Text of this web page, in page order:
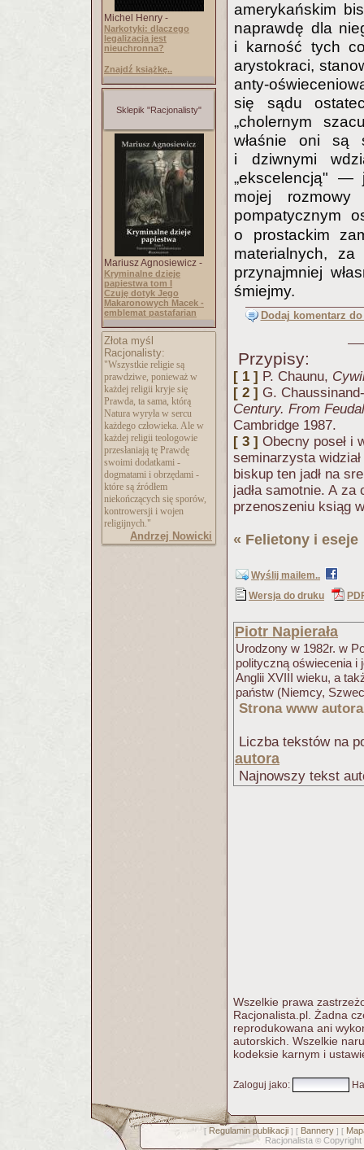
Michel Henry -
Narkotyki: dlaczego
legalizacja jest
nieuchronna?
Znajdź książkę..
Sklepik "Racjonalisty"
Mariusz Agnosiewicz -
Kryminalne dzieje
papiestwa tom I
Czuję dotyk Jego
Makaronowych Macek -
emblemat pastafarian
Złota myśl
Racjonalisty:
"Wszystkie religie są
prawdziwe, ponieważ w
każdej religii kryje się
Prawda, ta sama, którą
Natura wyryła w sercu
każdego człowieka. Ale w
każdej religii teologowie
przesłaniają tę Prawdę
swoimi dodatkami -
dogmatami i obrzędami -
które są źródłem
niekończących się sporów,
kontrowersji i wojen
religijnych."
Andrzej Nowicki
amerykańskim
naprawdę dla
i karność tych
arystokraci,
anty-
się sądu
„cholernym
właśnie oni są
i dziwnymi
„ekscelencją" —
mojej rozmowy
pompatycznym
o prostackim
materialnych,
przynajmniej
śmiejmy.
Dodaj komentarz
Przypisy:
[ 1 ] P. Chaunu,
[ 2 ] G.
Century. From
Cambridge 1987.
[ 3 ] Obecny poseł i
seminarzysta
biskup ten jadł na
jadła samotnie. A
przenoszeniu ksiąg
« Felietony i eseje
Wyślij mailem..
Wersja do druku
Piotr Napierała
Urodzony w 1982r. w
polityczną oświecenia i
Anglii XVIII wieku, a
państw (Niemcy,
Strona www autora
Liczba tekstów na
autora
Najnowszy tekst
Wszelkie prawa
Racjonalista.pl. Żadna
reprodukowana ani
autorskich. Wszelkie
kodeksie karnym i
Zaloguj jako:
[ Regulamin publikacji] [ Bannery] [
Racjonalista © Copyright